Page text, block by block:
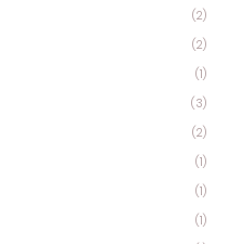
(2)
(2)
(1)
(3)
(2)
(1)
(1)
(1)